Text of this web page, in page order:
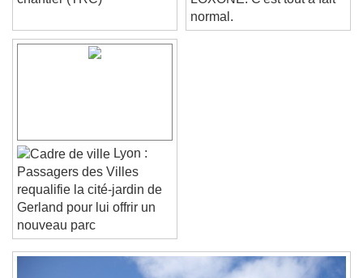
Font Family
Reset
Done
Close Modal Dialog
End of dialog window.
LOXONE. C'est tout à fait
normal.
Lyon :
Passagers des Villes
requalifie la cité-jardin de
Gerland pour lui offrir un
nouveau parc